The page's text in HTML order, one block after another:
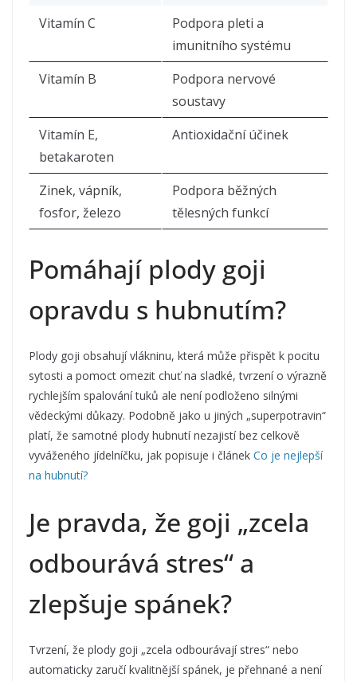
Vitamín C
Podpora pleti a
imunitního systému
Vitamín B
Podpora nervové
soustavy
Vitamín E,
betakaroten
Antioxidační účinek
Zinek, vápník,
fosfor, železo
Podpora běžných
tělesných funkcí
Pomáhají plody goji
opravdu s hubnutím?
Plody goji obsahují vlákninu, která může přispět k pocitu
sytosti a pomoct omezit chuť na sladké, tvrzení o výrazně
rychlejším spalování tuků ale není podloženo silnými
vědeckými důkazy. Podobně jako u jiných „superpotravin“
platí, že samotné plody hubnutí nezajistí bez celkově
vyváženého jídelníčku, jak popisuje i článek Co je nejlepší
na hubnutí?
Je pravda, že goji „zcela
odbourává stres“ a
zlepšuje spánek?
Tvrzení, že plody goji „zcela odbourávají stres“ nebo
automaticky zaručí kvalitnější spánek, je přehnané a není